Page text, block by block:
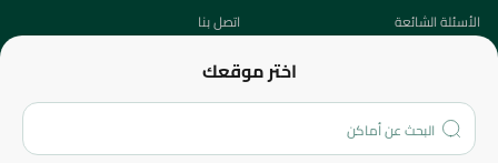
اختر موقعك
الأسئلة الشائعة
اتصل بنا
من نحن؟
الفروع
المزيد